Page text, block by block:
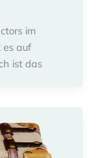
im
es auf
ist das